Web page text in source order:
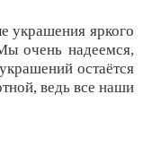
украшения яркого
очень надеемся,
остаётся
ведь все наши